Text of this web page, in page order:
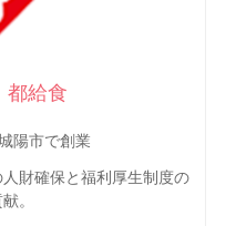
給食
陽市で創業
財確保と福利厚生制度の
。